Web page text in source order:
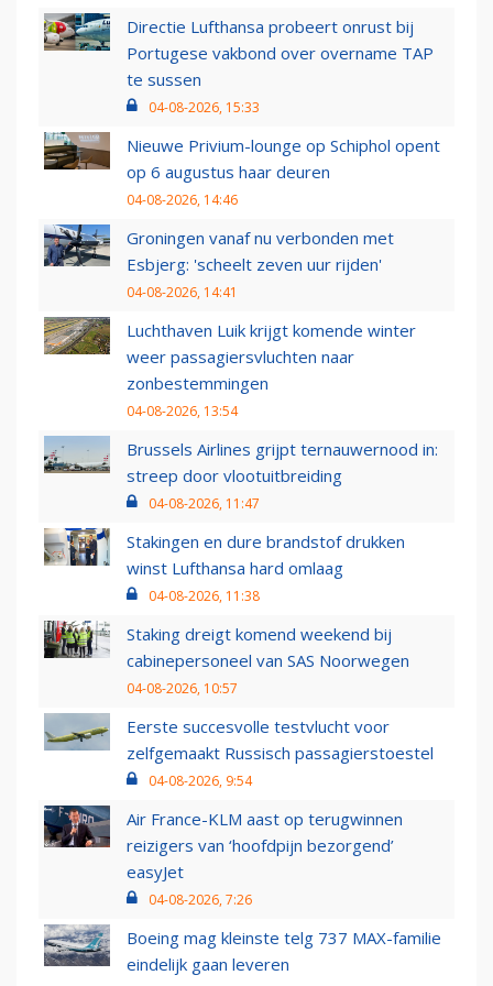
Directie Lufthansa probeert onrust bij
Portugese vakbond over overname TAP
te sussen
04-08-2026, 15:33
Nieuwe Privium-lounge op Schiphol opent
op 6 augustus haar deuren
04-08-2026, 14:46
Groningen vanaf nu verbonden met
Esbjerg: 'scheelt zeven uur rijden'
04-08-2026, 14:41
Luchthaven Luik krijgt komende winter
weer passagiersvluchten naar
zonbestemmingen
04-08-2026, 13:54
Brussels Airlines grijpt ternauwernood in:
streep door vlootuitbreiding
04-08-2026, 11:47
Stakingen en dure brandstof drukken
winst Lufthansa hard omlaag
04-08-2026, 11:38
Staking dreigt komend weekend bij
cabinepersoneel van SAS Noorwegen
04-08-2026, 10:57
Eerste succesvolle testvlucht voor
zelfgemaakt Russisch passagierstoestel
04-08-2026, 9:54
Air France-KLM aast op terugwinnen
reizigers van ‘hoofdpijn bezorgend’
easyJet
04-08-2026, 7:26
Boeing mag kleinste telg 737 MAX-familie
eindelijk gaan leveren